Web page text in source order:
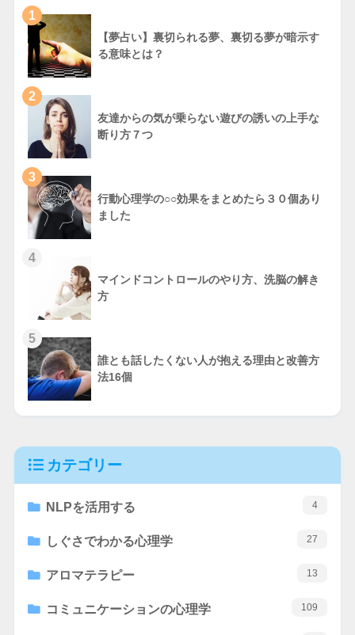
1
【夢占い】裏切られる夢、裏切る夢が暗示す
る意味とは？
2
友達からの気が乗らない遊びの誘いの上手な
断り方７つ
3
行動心理学の○○効果をまとめたら３０個あり
ました
4
マインドコントロールのやり方、洗脳の解き
方
5
誰とも話したくない人が抱える理由と改善方
法16個
カテゴリー
NLPを活用する 4
しぐさでわかる心理学 27
アロマテラピー 13
コミュニケーションの心理学 109